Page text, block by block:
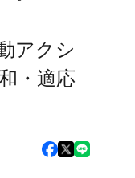
アクシ
・適応